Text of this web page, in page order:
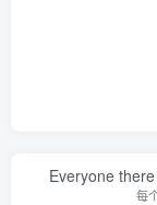
Everyone
每